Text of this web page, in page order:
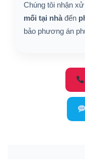
Chúng tôi nhận
mối tại nhà đến
bảo phương án